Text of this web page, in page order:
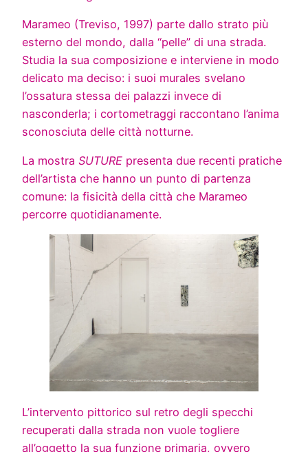
Marameo (Treviso, 1997) parte dallo strato più
esterno del mondo, dalla “pelle” di una strada.
Studia la sua composizione e interviene in modo
delicato ma deciso: i suoi murales svelano
l’ossatura stessa dei palazzi invece di
nasconderla; i cortometraggi raccontano l’anima
sconosciuta delle città notturne.
La mostra SUTURE presenta due recenti pratiche
dell’artista che hanno un punto di partenza
comune: la fisicità della città che Marameo
percorre quotidianamente.
L’intervento pittorico sul retro degli specchi
recuperati dalla strada non vuole togliere
all’oggetto la sua funzione primaria, ovvero